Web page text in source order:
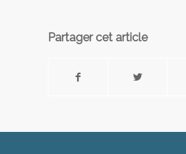
Partager cet article